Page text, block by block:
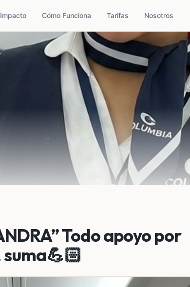
Impacto Cómo Funciona Tarifas Nosotros
Todo apoyo por
suma💪🏻